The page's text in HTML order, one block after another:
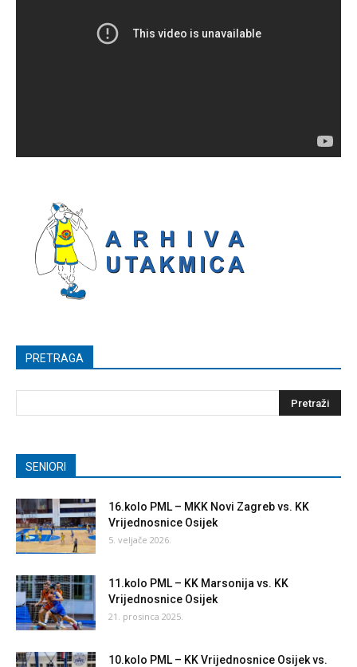
PRETRAGA
SENIORI
16.kolo PML – MKK Novi Zagreb vs. KK
Vrijednosnice Osijek
5. veljače 2026.
11.kolo PML – KK Marsonija vs. KK
Vrijednosnice Osijek
21. prosinca 2025.
10.kolo PML – KK Vrijednosnice Osijek vs.